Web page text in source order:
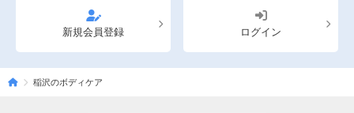
新規会員登録 ログイン
稲沢のボディケア